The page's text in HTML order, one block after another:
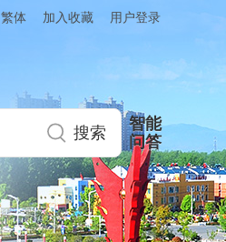
繁体 加入收藏 用户登录
智能
问答